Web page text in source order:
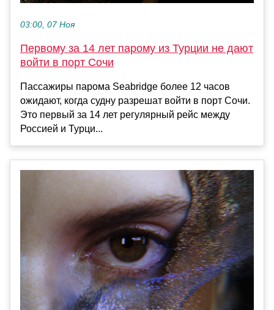
03:00, 07 Ноя
Первому за 14 лет парому из Турции не дают
войти в порт Сочи
Пассажиры парома Seabridge более 12 часов
ожидают, когда судну разрешат войти в порт Сочи.
Это первый за 14 лет регулярный рейс между
Россией и Турци...